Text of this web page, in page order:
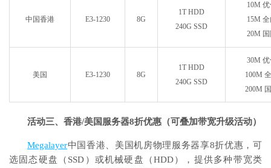
中国香港 E3-1230 8G
1T HDD
240G SSD
10M
15M
20M
美国 E3-1230 8G
1T HDD
240G SSD
30M
100M
200M
活动三、香港/美国服务器8折优惠（可叠加带宽升级活动）
Megalayer中国香港、美国机房物理服务器享8折优惠，可
选固态硬盘（SSD）或机械硬盘（HDD），提供多种带宽类